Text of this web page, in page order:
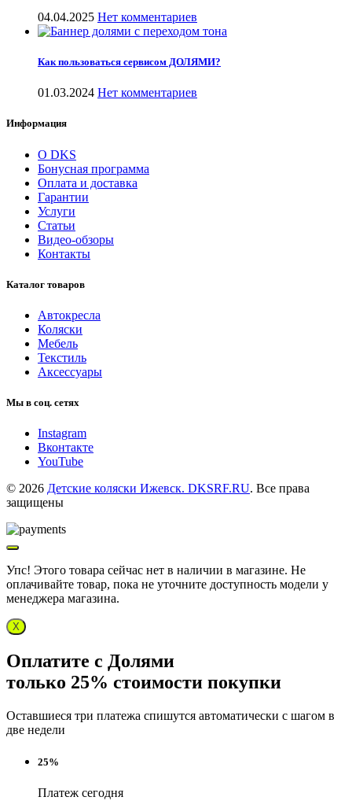
04.04.2025 Нет комментариев
Как пользоваться сервисом ДОЛЯМИ?
01.03.2024 Нет комментариев
Информация
О DKS
Бонусная программа
Оплата и доставка
Гарантии
Услуги
Статьи
Видео-обзоры
Контакты
Каталог товаров
Автокресла
Коляски
Мебель
Текстиль
Аксессуары
Мы в соц. сетях
Instagram
Вконтакте
YouTube
© 2026 Детские коляски Ижевск. DKSRF.RU. Все права
защищены
Упс! Этого товара сейчас нет в наличии в магазине. Не
оплачивайте товар, пока не уточните доступность модели у
менеджера магазина.
X
Оплатите с Долями
только 25% стоимости покупки
Оставшиеся три платежа спишутся автоматически с шагом в
две недели
25%
Платеж сегодня